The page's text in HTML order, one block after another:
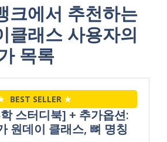
크에서 추천하는
클래스 사용자의
목록
BEST SELLER ★
스터디북] + 추가옵션:
원데이 클래스, 뼈 명칭